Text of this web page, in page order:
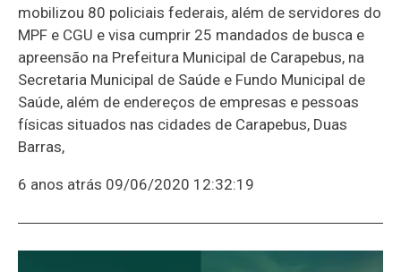
mobilizou 80 policiais federais, além de servidores do
MPF e CGU e visa cumprir 25 mandados de busca e
apreensão na Prefeitura Municipal de Carapebus, na
Secretaria Municipal de Saúde e Fundo Municipal de
Saúde, além de endereços de empresas e pessoas
físicas situados nas cidades de Carapebus, Duas
Barras,
6 anos atrás 09/06/2020 12:32:19